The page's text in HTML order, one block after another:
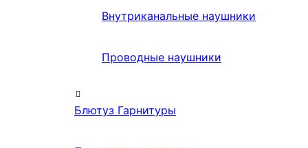
Внутриканальные наушники
Проводные наушники
Блютуз Гарнитуры